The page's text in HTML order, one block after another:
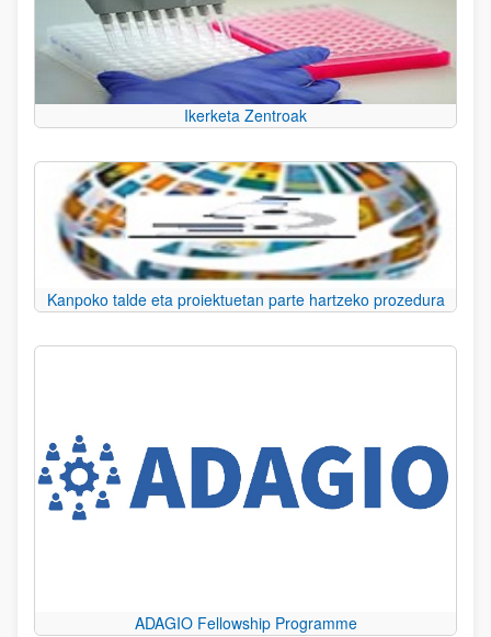
Ikerketa Zentroak
Kanpoko talde eta proiektuetan parte hartzeko prozedura
ADAGIO Fellowship Programme